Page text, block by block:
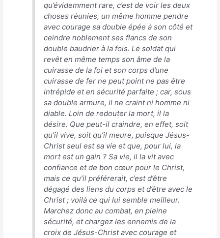
qu’évidemment rare, c’est de voir les deux
choses réunies, un même homme pendre
avec courage sa double épée à son côté et
ceindre noblement ses flancs de son
double baudrier à la fois. Le soldat qui
revêt en même temps son âme de la
cuirasse de la foi et son corps d’une
cuirasse de fer ne peut point ne pas être
intrépide et en sécurité parfaite ; car, sous
sa double armure, il ne craint ni homme ni
diable. Loin de redouter la mort, il la
désire. Que peut-il craindre, en effet, soit
qu’il vive, soit qu’il meure, puisque Jésus-
Christ seul est sa vie et que, pour lui, la
mort est un gain ? Sa vie, il la vit avec
confiance et de bon cœur pour le Christ,
mais ce qu’il préférerait, c’est d’être
dégagé des liens du corps et d’être avec le
Christ ; voilà ce qui lui semble meilleur.
Marchez donc au combat, en pleine
sécurité, et chargez les ennemis de la
croix de Jésus-Christ avec courage et